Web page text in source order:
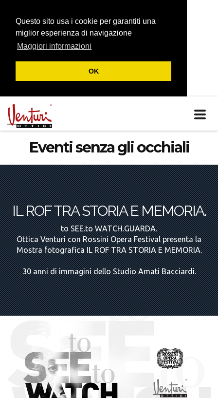
Questo sito usa i cookie per garantiti una
miglior esperienza di navigazione
Maggiori informazioni
OK
Eventi senza gli occhiali
IL ROF TRA STORIA E MEMORIA.
to SEE.to WATCH.GUARDA.
Ottica Venturi con Rossini Opera Festival presenta la
Mostra fotografica IL ROF TRA STORIA E MEMORIA.
30 anni di immagini dello Studio Amati Bacciardi.